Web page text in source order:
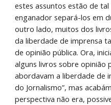
estes assuntos estão de
enganador separá-los em
outro lado, muitos dos
da liberdade de imprensa
de opinião pública. Ora,
alguns livros sobre opinião
abordavam a liberdade de
do Jornalismo”, mas
perspectiva não era,